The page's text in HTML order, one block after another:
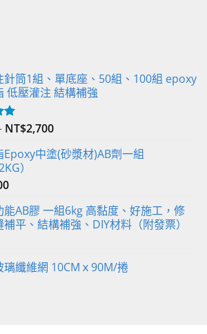
針筒1組、單底座、50組、100組 epoxy
低壓灌注 結構補強
NT$2,700
Epoxy中塗(砂漿材)AB劑一組
）
能AB膠 一組6kg 高黏度、好施工，修
平、結構補強、DIY材料（附發票）
璃纖維網 10CMｘ90M/捲